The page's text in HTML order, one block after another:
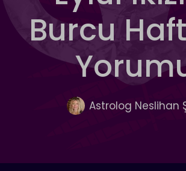
Burcu
Astrolog Neslihan